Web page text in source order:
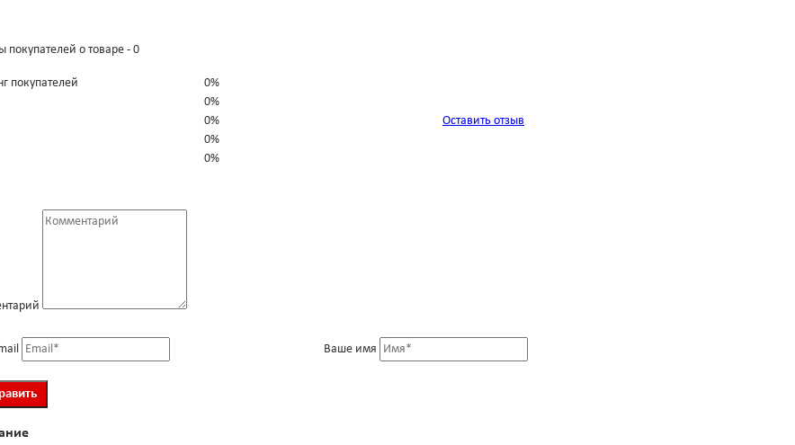
покупателей о товаре - 0
покупателей
0%
0%
0%
0%
0%
Оставить отзыв
Ваше имя